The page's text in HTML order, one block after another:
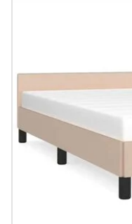
#sharemevidaxl